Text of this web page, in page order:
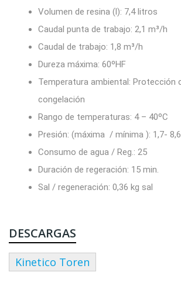
Volumen de resina (l): 7,4 litros
Caudal punta de trabajo: 2,1 m³/h
Caudal de trabajo: 1,8 m³/h
Dureza máxima: 60ºHF
Temperatura ambiental: Protección
congelación
Rango de temperaturas: 4 – 40ºC
Presión: (máxima / mínima ): 1,7-
Consumo de agua / Reg.: 25
Duración de regeración: 15 min.
Sal / regeneración: 0,36 kg sal
DESCARGAS
Kinetico Toren